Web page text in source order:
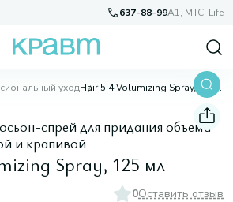
637-88-99A1, МТС, Life
уход Hair 5.4 Volumizing Spray, 125 мл
спрей для придания объема
и крапивой
Spray, 125 мл
0Оставить отзыв